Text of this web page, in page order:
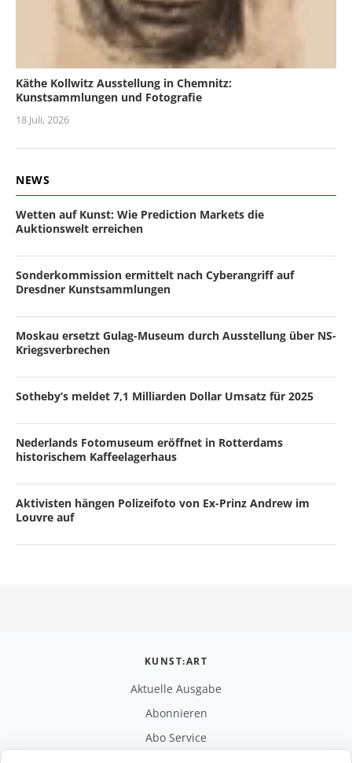
Käthe Kollwitz Ausstellung in Chemnitz:
Kunstsammlungen und Fotografie
18 Juli, 2026
NEWS
Wetten auf Kunst: Wie Prediction Markets die
Auktionswelt erreichen
Sonderkommission ermittelt nach Cyberangriff auf
Dresdner Kunstsammlungen
Moskau ersetzt Gulag-Museum durch Ausstellung über NS-
Kriegsverbrechen
Sotheby’s meldet 7,1 Milliarden Dollar Umsatz für 2025
Nederlands Fotomuseum eröffnet in Rotterdams
historischem Kaffeelagerhaus
Aktivisten hängen Polizeifoto von Ex-Prinz Andrew im
Louvre auf
KUNST:ART
Aktuelle Ausgabe
Abonnieren
Abo Service